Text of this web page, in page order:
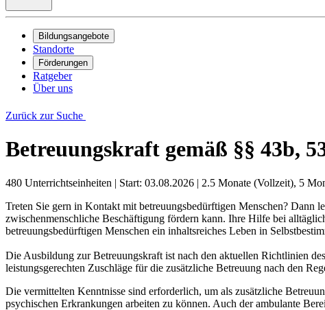
Bildungsangebote
Standorte
Förderungen
Ratgeber
Über uns
Zurück zur Suche
Betreuungskraft gemäß §§ 43b,
480 Unterrichtseinheiten | Start: 03.08.2026 | 2.5 Monate (Vollzeit), 5
Treten Sie gern in Kontakt mit betreuungsbedürftigen Menschen? Dann
zwischenmenschliche Beschäftigung fördern kann. Ihre Hilfe bei
betreuungsbedürftigen Menschen ein inhaltsreiches Leben in
Die Ausbildung zur Betreuungskraft ist nach den aktuellen Richtlinien
leistungsgerechten Zuschläge für die zusätzliche Betreuung nach den
Die vermittelten Kenntnisse sind erforderlich, um als zusätzliche
psychischen Erkrankungen arbeiten zu können. Auch der ambulante